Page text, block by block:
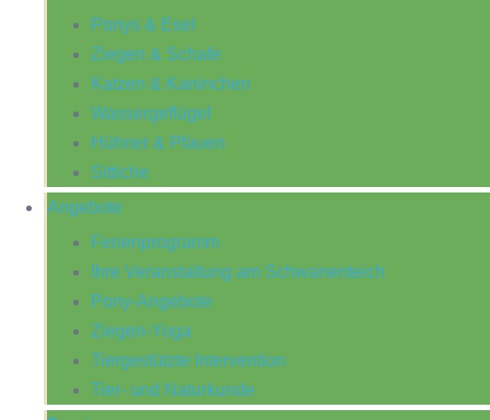
Ponys & Esel
Ziegen & Schafe
Katzen & Kaninchen
Wassergeflügel
Hühner & Pfauen
Sittiche
Angebote
Ferienprogramm
Ihre Veranstaltung am Schwanenteich
Pony-Angebote
Ziegen-Yoga
Tiergestützte Intervention
Tier- und Naturkunde